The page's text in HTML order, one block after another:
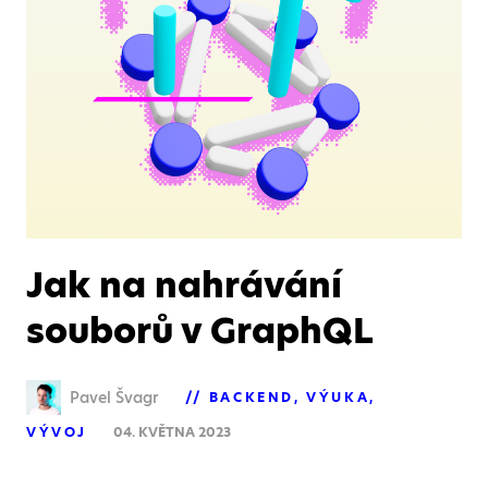
Jak na nahrávání
souborů v GraphQL
Pavel Švagr BACKEND
VÝUKA
VÝVOJ
04. KVĚTNA 2023